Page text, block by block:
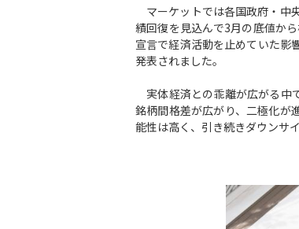
マーケットでは各国政府・中
績回復を見込んで3月の底値か
宣言で経済活動を止めていた影
発表されました。
実体経済との乖離が広がる中
銘柄間格差が広がり、二極化が
能性は高く、引き続きダウンサ